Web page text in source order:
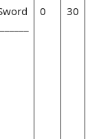
0 30